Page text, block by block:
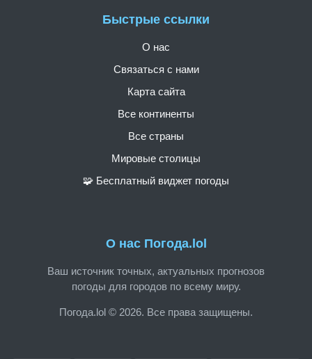
О нас Погода.lol
Ваш источник точных, актуальных прогнозов
погоды для городов по всему миру.
Погода.lol © 2026. Все права защищены.
Быстрые ссылки
О нас
Связаться с нами
Карта сайта
Все континенты
Все страны
Мировые столицы
🧩 Бесплатный виджет погоды